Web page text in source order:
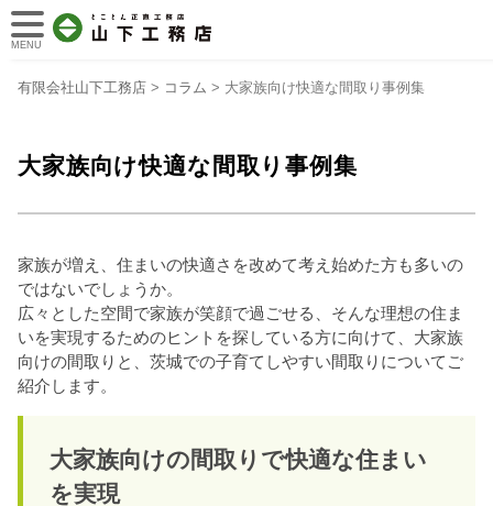
有限会社山下工務店 > コラム > 大家族向け快適な間取り事例集
大家族向け快適な間取り事例集
家族が増え、住まいの快適さを改めて考え始めた方も多いの
ではないでしょうか。
広々とした空間で家族が笑顔で過ごせる、そんな理想の住ま
いを実現するためのヒントを探している方に向けて、大家族
向けの間取りと、茨城での子育てしやすい間取りについてご
紹介します。
大家族向けの間取りで快適な住まい
を実現
MENU